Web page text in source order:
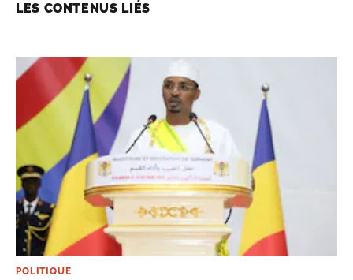
LES CONTENUS LIÉS
POLITIQUE